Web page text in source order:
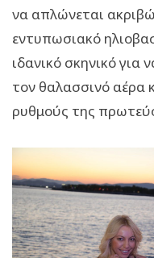
να απλώνεται
εντυπωσιακό
ιδανικό σκηνικό για
τον θαλασσινό αέρα
ρυθμούς της